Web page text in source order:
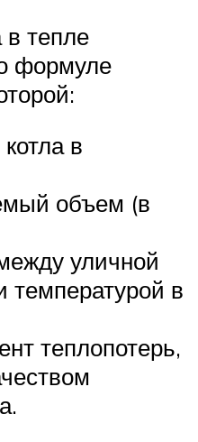
тепле
формуле
в
объем (в
уличной
температурой в
теплопотерь,